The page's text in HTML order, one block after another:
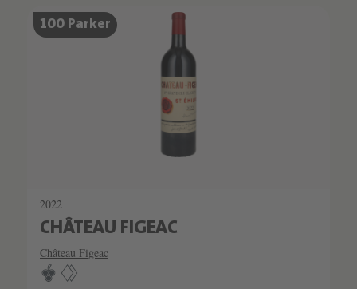
SCHATZKAMMER
SEHR LIMITIERT
100 Parker
2022
CHÂTEAU FIGEAC
Château Figeac